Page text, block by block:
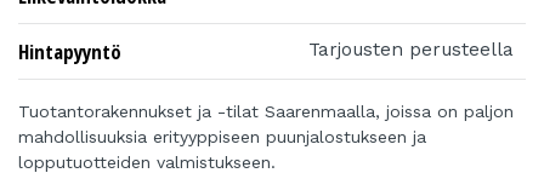
Hintapyyntö
Tarjousten perusteella
Tuotantorakennukset ja -tilat Saarenmaalla, joissa on paljon
mahdollisuuksia erityyppiseen puunjalostukseen ja
lopputuotteiden valmistukseen.